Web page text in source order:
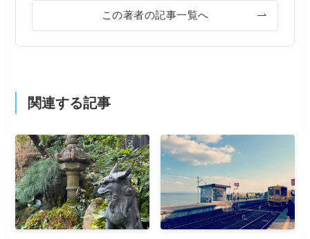
この著者の記事一覧へ
関連する記事